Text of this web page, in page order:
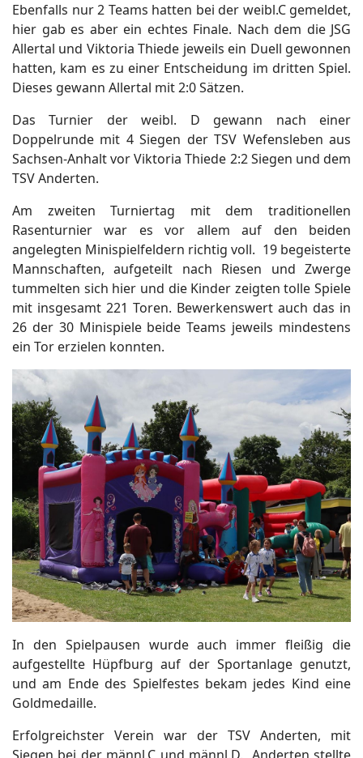
Ebenfalls nur 2 Teams hatten bei der weibl.C gemeldet,
hier gab es aber ein echtes Finale. Nach dem die JSG
Allertal und Viktoria Thiede jeweils ein Duell gewonnen
hatten, kam es zu einer Entscheidung im dritten Spiel.
Dieses gewann Allertal mit 2:0 Sätzen.
Das Turnier der weibl. D gewann nach einer
Doppelrunde mit 4 Siegen der TSV Wefensleben aus
Sachsen-Anhalt vor Viktoria Thiede 2:2 Siegen und dem
TSV Anderten.
Am zweiten Turniertag mit dem traditionellen
Rasenturnier war es vor allem auf den beiden
angelegten Minispielfeldern richtig voll. 19 begeisterte
Mannschaften, aufgeteilt nach Riesen und Zwerge
tummelten sich hier und die Kinder zeigten tolle Spiele
mit insgesamt 221 Toren. Bewerkenswert auch das in
26 der 30 Minispiele beide Teams jeweils mindestens
ein Tor erzielen konnten.
In den Spielpausen wurde auch immer fleißig die
aufgestellte Hüpfburg auf der Sportanlage genutzt,
und am Ende des Spielfestes bekam jedes Kind eine
Goldmedaille.
Erfolgreichster Verein war der TSV Anderten, mit
Siegen bei der männl.C und männl.D. Anderten stellte